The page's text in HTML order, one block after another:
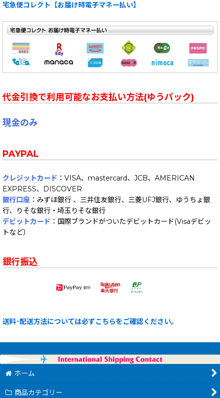
宅急便コレクト【お届け時電子マネー払い】
代金引換で利用可能なお支払い方法(ゆうパック)
現金のみ
PAYPAL
クレジットカード ：VISA、mastercard、JCB、AMERICAN
EXPRESS、DISCOVER
銀行口座 ：みずほ銀行 、三井住友銀行、三菱UFJ銀行、ゆうちょ銀
行、りそな銀行・埼玉りそな銀行
デビットカード ：国際ブランドがついたデビットカード(Visaデビッ
トなど）
銀行振込
送料･配送方法については必ずこちらをご確認ください。
ホーム
商品カテゴリー